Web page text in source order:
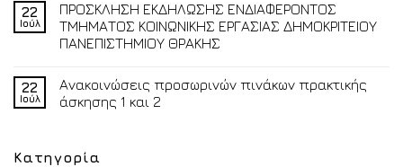
22
Ιούλ
ΠΡΟΣΚΛΗΣΗ ΕΚΔΗΛΩΣΗΣ ΕΝΔΙΑΦΕΡΟΝΤΟΣ
ΤΜΗΜΑΤΟΣ ΚΟΙΝΩΝΙΚΗΣ ΕΡΓΑΣΙΑΣ ΔΗΜΟΚΡΙΤΕΙΟΥ
ΠΑΝΕΠΙΣΤΗΜΙΟΥ ΘΡΑΚΗΣ
22
Ιούλ
Ανακοινώσεις προσωρινών πινάκων πρακτικής
άσκησης 1 και 2
Κατηγορία